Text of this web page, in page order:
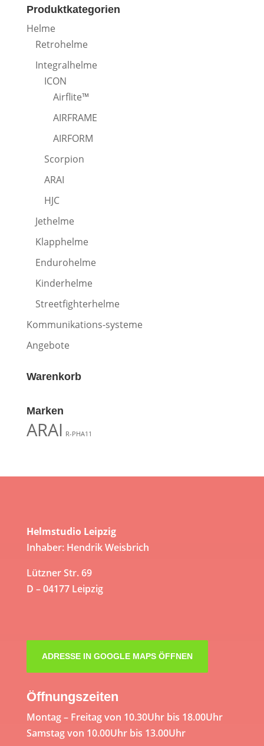
Produktkategorien
Helme
Retrohelme
Integralhelme
ICON
Airflite™
AIRFRAME
AIRFORM
Scorpion
ARAI
HJC
Jethelme
Klapphelme
Endurohelme
Kinderhelme
Streetfighterhelme
Kommunikations-systeme
Angebote
Warenkorb
Marken
ARAI R-PHA11
Helmstudio Leipzig
Inhaber: Hendrik Weisbrich
Lützner Str. 69
D – 04177 Leipzig
ADRESSE IN GOOGLE MAPS ÖFFNEN
Öffnungszeiten
Montag – Freitag von 10.30Uhr bis 18.00Uhr
Samstag von 10.00Uhr bis 13.00Uhr